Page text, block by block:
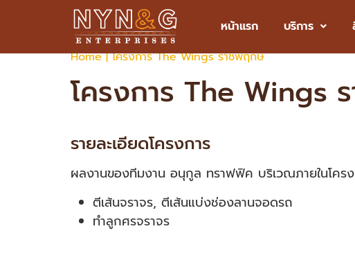
LINE : @anukultraffic
หน้าแรก บริการ
Home|โครงการ The Wings ราชพฤกษ์
โครงการ The Wings
รายละเอียดโครงการ
ผลงานของทีมงาน อนุกูล ทราฟฟิค บริเวณภายในโค
ตีเส้นจราจร, ตีเส้นแบ่งช่องลานจอดรถ
ทำลูกศรจราจร